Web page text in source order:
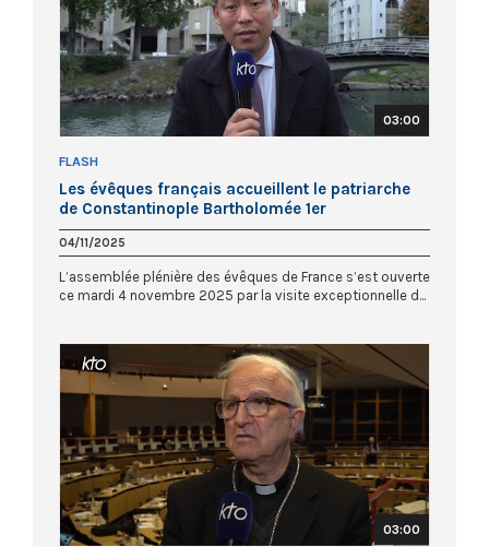
03:00
FLASH
Les évêques français accueillent le patriarche
de Constantinople Bartholomée 1er
04/11/2025
L’assemblée plénière des évêques de France s’est ouverte
ce mardi 4 novembre 2025 par la visite exceptionnelle d...
03:00